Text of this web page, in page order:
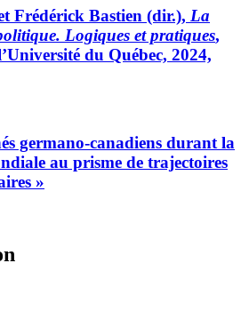
Frédérick Bastien (dir.), La
Logiques et pratiques,
du Québec, 2024,
germano-canadiens durant la
au prisme de trajectoires
»